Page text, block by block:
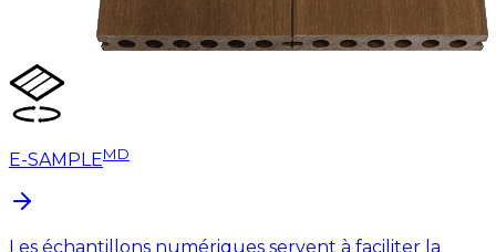
E-SAMPLEMD
Les échantillons numériques servent à faciliter la